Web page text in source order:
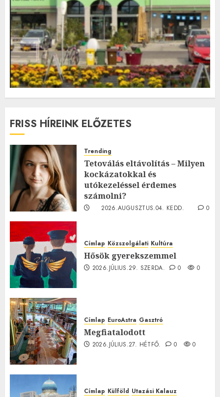
FRISS HÍREINK ELŐZETES
Trending
Tetoválás eltávolítás – Milyen
kockázatokkal és
utókezeléssel érdemes
számolni?
2026.AUGUSZTUS.04. KEDD.
0
Címlap Közszolgálati Kultúra
Hősök gyerekszemmel
2026.JÚLIUS.29. SZERDA. 0 0
Címlap EuroAstra Gasztró
Megfiatalodott
2026.JÚLIUS.27. HÉTFŐ. 0 0
Címlap Külföld Utazási Kalauz